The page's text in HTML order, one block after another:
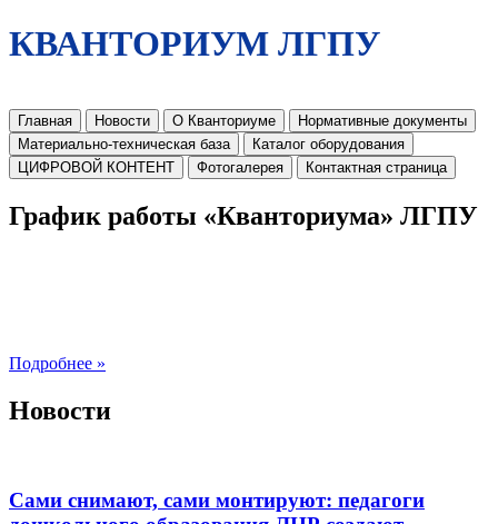
КВАНТОРИУМ ЛГПУ
Главная Новости О Кванториуме
Нормативные документы
Материально-техническая база
Каталог оборудования
ЦИФРОВОЙ КОНТЕНТ
Фотогалерея Контактная страница
График работы «Кванториума» ЛГПУ
Подробнее »
Новости
Сами снимают, сами монтируют: педагоги